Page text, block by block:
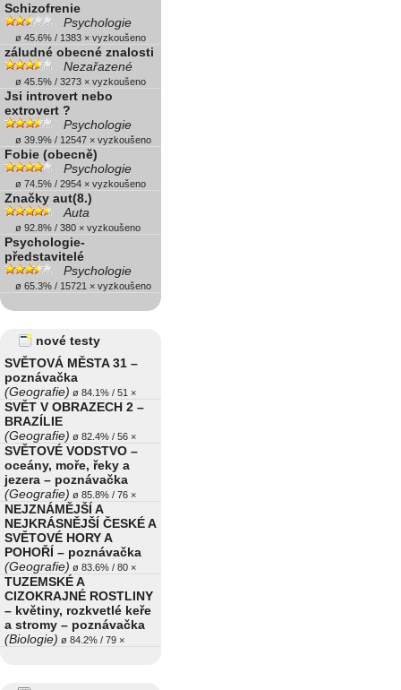
Schizofrenie
Psychologie
ø 45.6% / 1383 × vyzkoušeno
záludné obecné znalosti
Nezařazené
ø 45.5% / 3273 × vyzkoušeno
Jsi introvert nebo
extrovert ?
Psychologie
ø 39.9% / 12547 × vyzkoušeno
Fobie (obecně)
Psychologie
ø 74.5% / 2954 × vyzkoušeno
Značky aut(8.)
Auta
ø 92.8% / 380 × vyzkoušeno
Psychologie-
představitelé
Psychologie
ø 65.3% / 15721 × vyzkoušeno
nové testy
SVĚTOVÁ MĚSTA 31 –
poznávačka
(Geografie) ø 84.1% / 51 ×
SVĚT V OBRAZECH 2 –
BRAZÍLIE
(Geografie) ø 82.4% / 56 ×
SVĚTOVÉ VODSTVO –
oceány, moře, řeky a
jezera – poznávačka
(Geografie) ø 85.8% / 76 ×
NEJZNÁMĚJŠÍ A
NEJKRÁSNĚJŠÍ ČESKÉ A
SVĚTOVÉ HORY A
POHOŘÍ – poznávačka
(Geografie) ø 83.6% / 80 ×
TUZEMSKÉ A
CIZOKRAJNÉ ROSTLINY
– květiny, rozkvetlé keře
a stromy – poznávačka
(Biologie) ø 84.2% / 79 ×